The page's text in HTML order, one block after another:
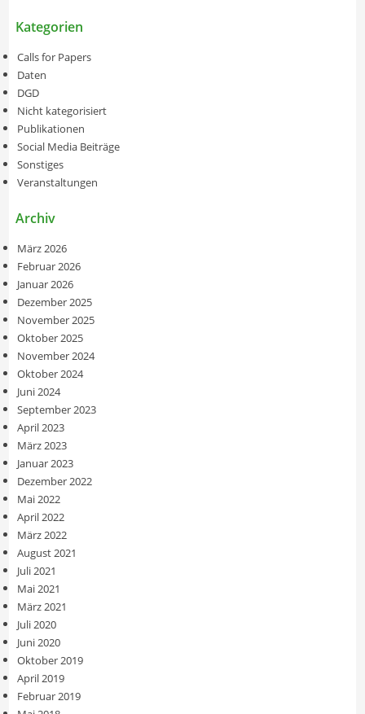
Kategorien
Calls for Papers
Daten
DGD
Nicht kategorisiert
Publikationen
Social Media Beiträge
Sonstiges
Veranstaltungen
Archiv
März 2026
Februar 2026
Januar 2026
Dezember 2025
November 2025
Oktober 2025
November 2024
Oktober 2024
Juni 2024
September 2023
April 2023
März 2023
Januar 2023
Dezember 2022
Mai 2022
April 2022
März 2022
August 2021
Juli 2021
Mai 2021
März 2021
Juli 2020
Juni 2020
Oktober 2019
April 2019
Februar 2019